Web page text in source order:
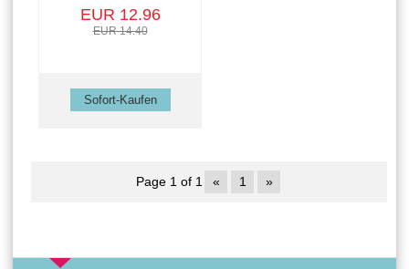
EUR 12.96
EUR 14.40
Page 1 of 1 « 1 »